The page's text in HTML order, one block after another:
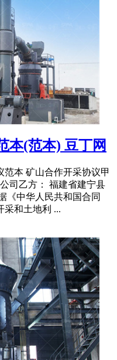
本(范本) 豆丁网
本 矿山合作开采协议甲
司乙方： 福建省建宁县
《中华人民共和国合同
采和土地利 ...